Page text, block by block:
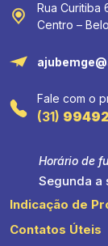
Rua Curitiba
Centro –
Fale com o
(31)
Horário de
Segunda a
Indicação de
Contatos Úteis